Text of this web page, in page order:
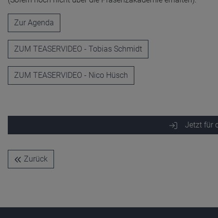
Zur Agenda
ZUM TEASERVIDEO - Tobias Schmidt
ZUM TEASERVIDEO - Nico Hüsch
Jetzt für
Zurück
Anbieter
D&C
Zweck
Ablauf
1 Jahr